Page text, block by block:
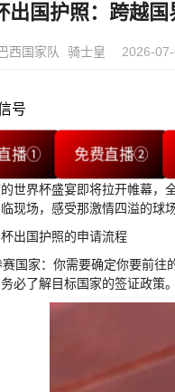
出国护照：跨越国
巴西国家队 骑士皇 2026-
号
播① 免费直播②
世界杯盛宴即将拉开帷幕，
现场，感受那激情四溢的球
出国护照的申请流程
国家：你需要确定你要前往
必了解目标国家的签证政策。